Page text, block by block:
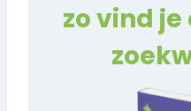
zo vind